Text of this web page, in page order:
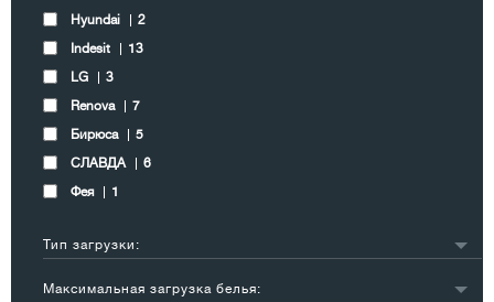
Hyundai
2
Indesit
13
LG
3
Renova
7
Бирюса
5
СЛАВДА
6
Фея
1
Тип загрузки:
фронтальная
Максимальная загрузка белья: